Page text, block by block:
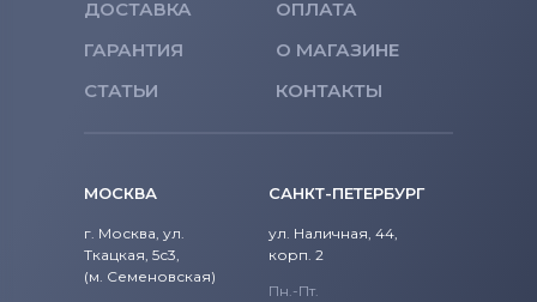
ДОСТАВКА
ОПЛАТА
ГАРАНТИЯ
О МАГАЗИНЕ
СТАТЬИ
КОНТАКТЫ
МОСКВА
г. Москва, ул.
Ткацкая, 5с3,
(м. Семеновская)
САНКТ-ПЕТЕРБУРГ
ул. Наличная, 44,
корп. 2
Пн.-Пт.